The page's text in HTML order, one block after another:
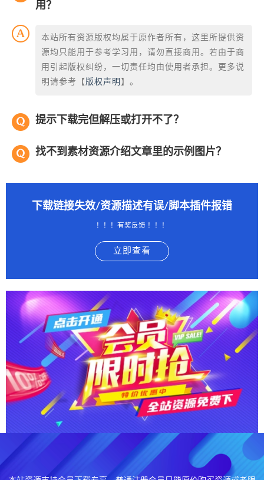
用？
本站所有资源版权均属于原作者所有，这里所提供资
源均只能用于参考学习用，请勿直接商用。若由于商
用引起版权纠纷，一切责任均由使用者承担。更多说
明请参考【 版权声明 】。
提示下载完但解压或打开不了？
找不到素材资源介绍文章里的示例图片？
下载链接失效/资源描述有误/脚本插件报错
！！！有奖反馈 ！！！
立即查看